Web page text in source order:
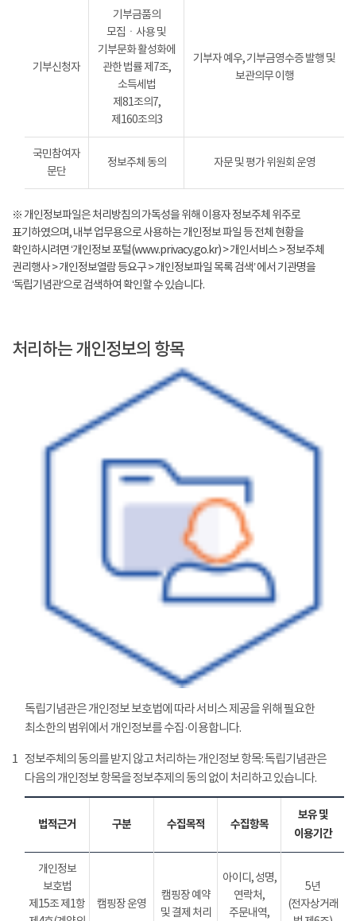
기부신청자
기부금품의
모집ㆍ사용 및
기부문화 활성화에
관한 법률 제7조,
소득세법
제81조의7,
제160조의3
기부자 예우, 기부금영수증 발행 및
보관의무 이행
국민참여자
문단
정보주체 동의 자문 및 평가 위원회 운영
※ 개인정보파일은 처리방침의 가독성을 위해 이용자 정보주체 위주로
표기하였으며, 내부 업무용으로 사용하는 개인정보 파일 등 전체 현황을
확인하시려면 ‘개인정보 포털(www.privacy.go.kr) > 개인서비스 > 정보주체
권리행사 > 개인정보열람 등요구 > 개인정보파일 목록 검색’ 에서 기관명을
‘독립기념관’으로 검색하여 확인할 수 있습니다.
처리하는 개인정보의 항목
독립기념관은 개인정보 보호법에 따라 서비스 제공을 위해 필요한
최소한의 범위에서 개인정보를 수집·이용합니다.
1 정보주체의 동의를 받지 않고 처리하는 개인정보 항목: 독립기념관은
다음의 개인정보 항목을 정보추제의 동의 없이 처리하고 있습니다.
법적근거 구분 수집목적 수집항목
보유 및
이용기간
개인정보
보호법
제15조 제1항
캠핑장 운영
캠핑장 예약
및 결제 처리
아이디, 성명,
연락처,
주문내역,
5년
(전자상거래